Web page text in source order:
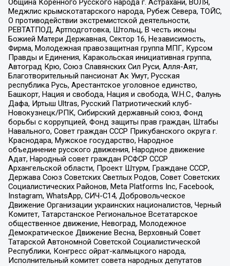
Община Коренного Русского народа г. Астрахани, ВОЛЯ,
Меджлис крымскотатарского народа, Рубеж Севера, ТОЙС,
О противодействии экстремистской деятельности,
РЕВТАТПОД, Артподготовка, Штольц, В честь иконы
Божией Матери Державная, Сектор 16, Независимость,
Фирма, Молодежная правозащитная группа МПГ, Курсом
Правды и Единения, Каракольская инициативная группа,
Автоград Крю, Союз Славянских Сил Руси, Алля-Аят,
Благотворительный пансионат Ак Умут, Русская
республика Русь, Арестантское уголовное единство,
Башкорт, Нация и свобода, Нация и свобода, W.H.С., Фалунь
Дафа, Иртыш Ultras, Русский Патриотический клуб-
Новокузнецк/РПК, Сибирский державный союз, Фонд
борьбы с коррупцией, Фонд защиты прав граждан, Штабы
Навального, Совет граждан СССР Прикубанского округа г.
Краснодара, Мужское государство, Народное
объединение русского движения, Народное движение
Адат, Народный совет граждан РСФСР СССР
Архангельской области, Проект Штурм, Граждане СССР,
Держава Союз Советских Светлых Родов, Совет Советских
Социалистических Районов, Meta Platforms Inc, Facebook,
Instagram, WhatsApp, СИЧ-С14, Добровольческое
Движение Организации украинских националистов, Черный
Комитет, Татарстанское Региональное Всетатарское
общественное движение, Невоград, Молодежное
Демократическое Движение Весна, Верховный Совет
Татарской Автономной Советской Социалистической
Республики, Конгресс ойрат-калмыцкого народа,
Исполнительный комитет совета народных депутатов